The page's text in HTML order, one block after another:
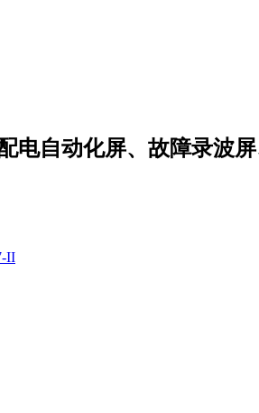
电自动化屏、故障录波
II